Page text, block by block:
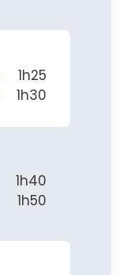
1h25
1h30
1h40
1h50